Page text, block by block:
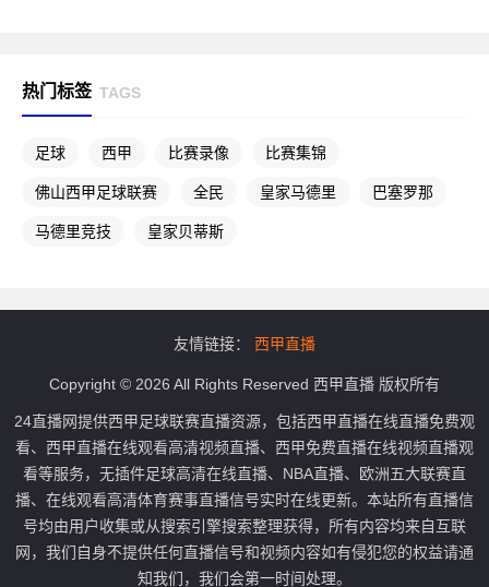
热门标签 TAGS
足球 西甲 比赛录像 比赛集锦
佛山西甲足球联赛 全民 皇家马德里 巴塞罗那
马德里竞技 皇家贝蒂斯
友情链接： 西甲直播
Copyright © 2026 All Rights Reserved 西甲直播 版权所有
24直播网提供西甲足球联赛直播资源，包括西甲直播在线直播免费观
看、西甲直播在线观看高清视频直播、西甲免费直播在线视频直播观
看等服务，无插件足球高清在线直播、NBA直播、欧洲五大联赛直
播、在线观看高清体育赛事直播信号实时在线更新。本站所有直播信
号均由用户收集或从搜索引擎搜索整理获得，所有内容均来自互联
网，我们自身不提供任何直播信号和视频内容如有侵犯您的权益请通
知我们，我们会第一时间处理。